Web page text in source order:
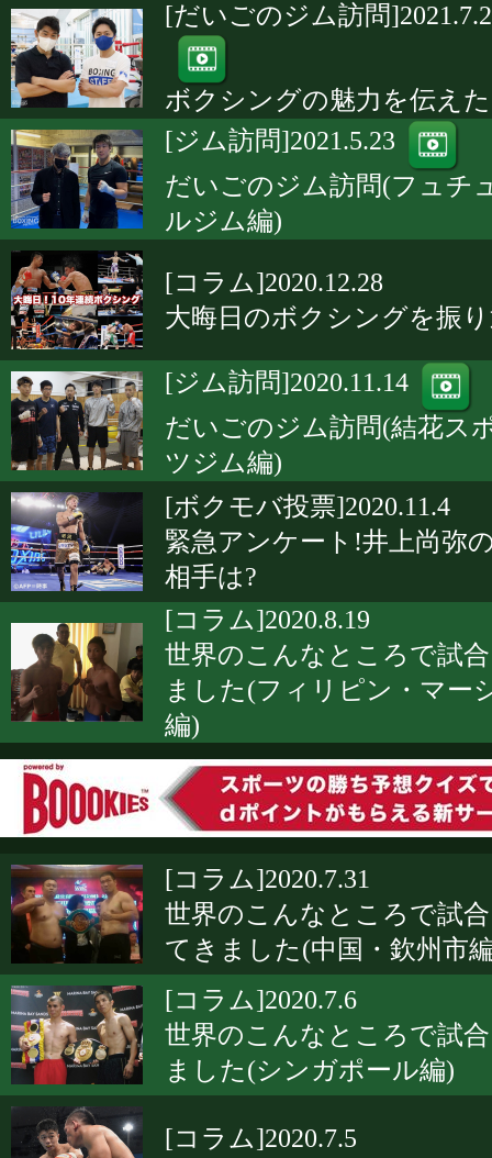
[だいごのジム訪問
ボクシングの魅力を伝え
[ジム訪問]2021.5.23
だいごのジム訪問(フュチ
ルジム編)
[コラム]2020.12.28
大晦日のボクシングを振
[ジム訪問]2020.11.14
だいごのジム訪問(結花ス
ツジム編)
[ボクモバ投票]2020.11.4
緊急アンケート!井上尚弥
相手は?
[コラム]2020.8.19
世界のこんなところで試
ました(フィリピン・マー
編)
[コラム]2020.7.31
世界のこんなところで試
てきました(中国・欽州市
[コラム]2020.7.6
世界のこんなところで試
ました(シンガポール編)
[コラム]2020.7.5